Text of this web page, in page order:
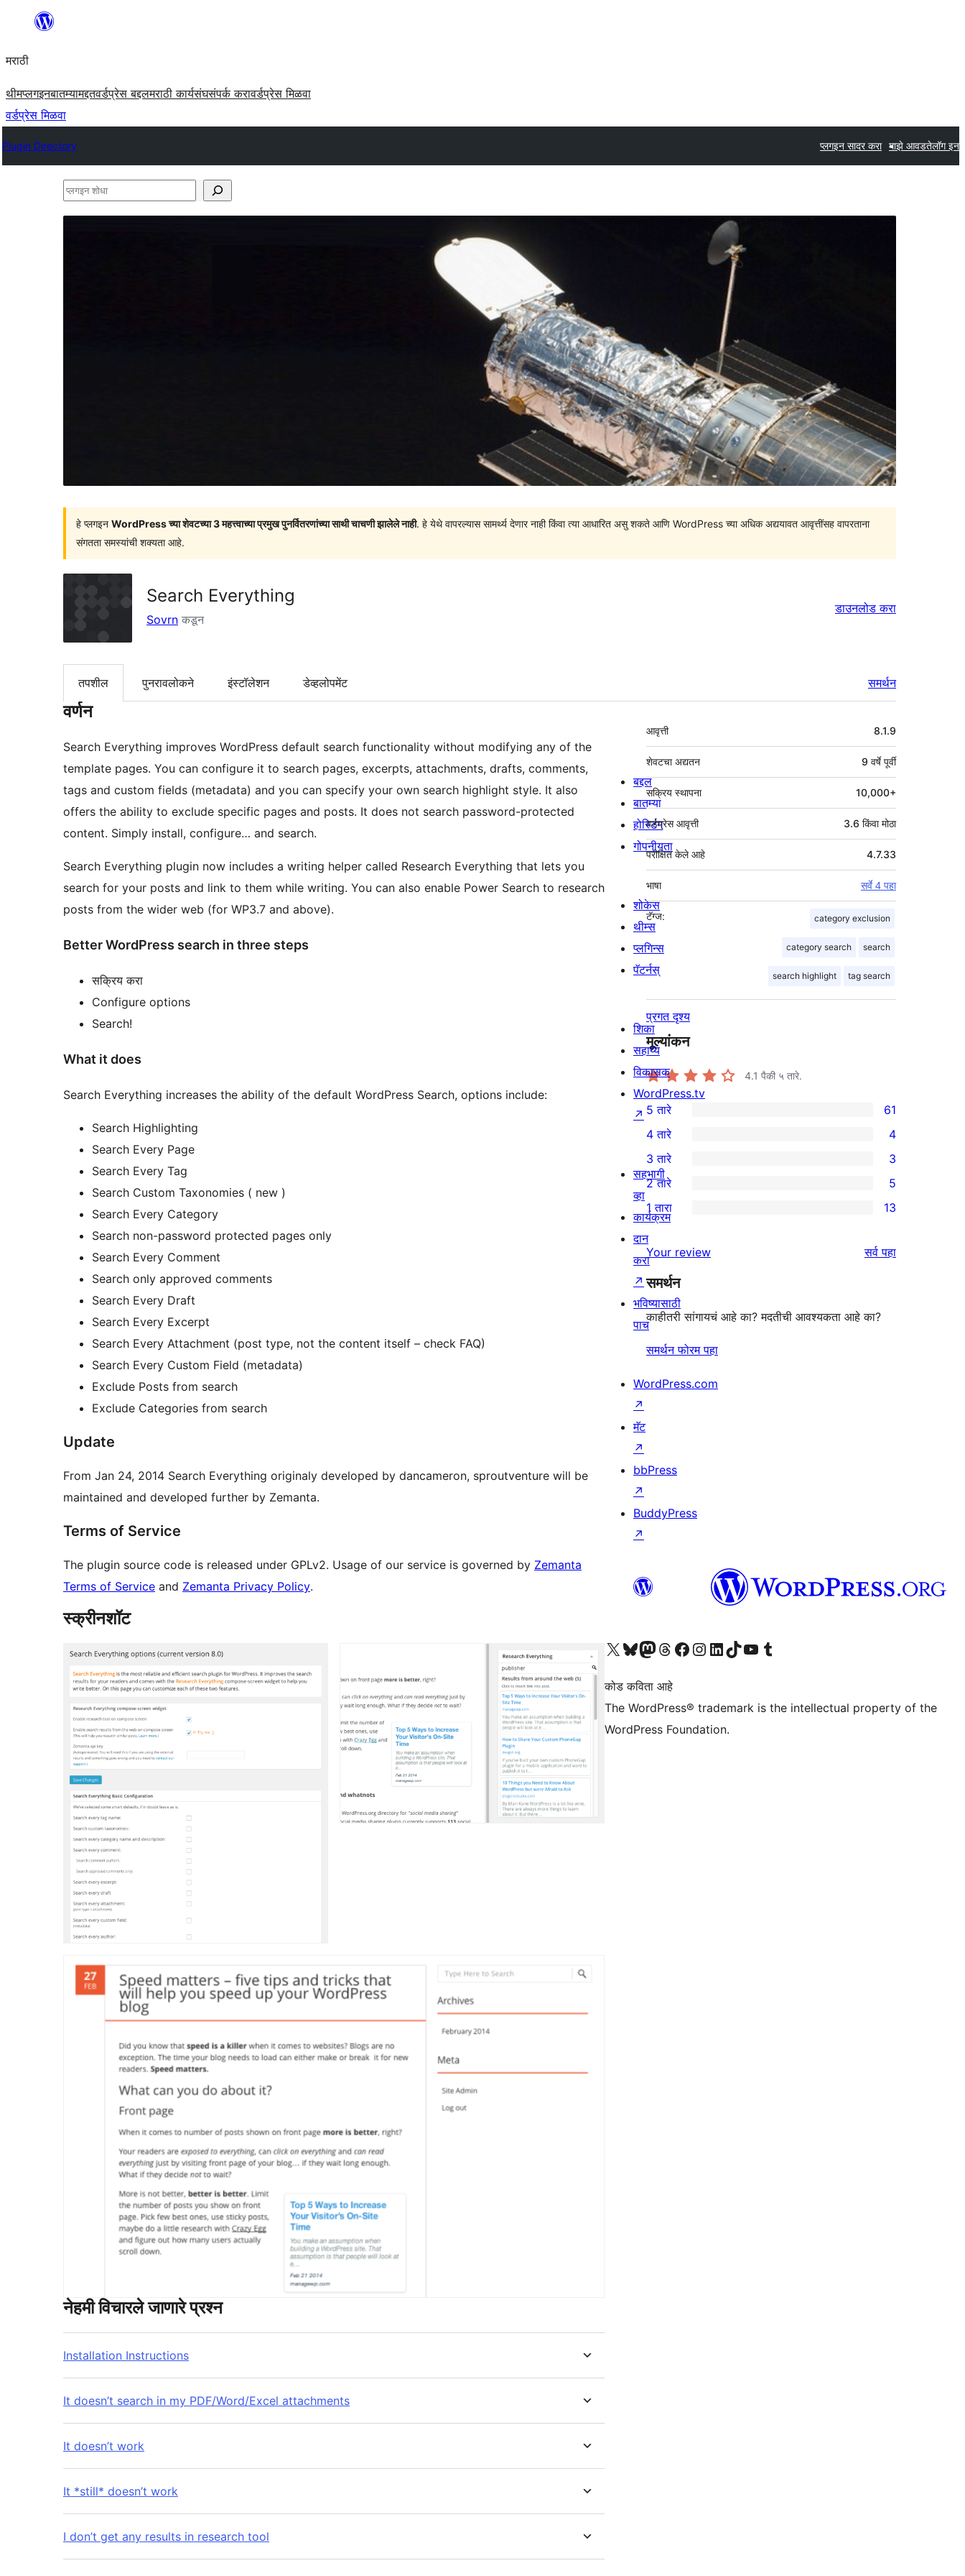
सामुग्रीवर
मराठी
थीमप्लगइनबातम्यामद्दतवर्डप्रेस बद्दलमराठी कार्यसंघसंपर्क करावर्डप्रेस मिळवा
वर्डप्रेस मिळवा
Plugin Directory प्लगइन सादर करा माझे आवडतेलॉग इन
प्लगइन
हे प्लगइन WordPress च्या शेवटच्या 3 महत्त्वाच्या प्रमुख पुनर्वितरणांच्या साथी चाचणी झालेले नाही. हे येथे वापरल्यास सामर्थ्य देणार नाही किंवा त्या आधारित असु शकते आणि WordPress च्या अधिक अद्ययावत आवृत्तींसह वापरताना
संगतता समस्यांची शक्यता आहे.
Search Everything
Sovrn कडून
डाउनलोड करा
तपशील पुनरावलोकने इंस्टॉलेशन डेव्हलोपमेंट समर्थन
वर्णन
Search Everything improves WordPress default search functionality without modifying any of the
template pages. You can configure it to search pages, excerpts, attachments, drafts, comments,
tags and custom fields (metadata) and you can specify your own search highlight style. It also
offers the ability to exclude specific pages and posts. It does not search password-protected
content. Simply install, configure… and search.
Search Everything plugin now includes a writing helper called Research Everything that lets you
search for your posts and link to them while writing. You can also enable Power Search to research
posts from the wider web (for WP3.7 and above).
Better WordPress search in three steps
सक्रिय करा
Configure options
Search!
What it does
Search Everything increases the ability of the default WordPress Search, options include:
Search Highlighting
Search Every Page
Search Every Tag
Search Custom Taxonomies ( new )
Search Every Category
Search non-password protected pages only
Search Every Comment
Search only approved comments
Search Every Draft
Search Every Excerpt
Search Every Attachment (post type, not the content itself – check FAQ)
Search Every Custom Field (metadata)
Exclude Posts from search
Exclude Categories from search
Update
From Jan 24, 2014 Search Everything originaly developed by dancameron, sproutventure will be
maintained and developed further by Zemanta.
Terms of Service
The plugin source code is released under GPLv2. Usage of our service is governed by Zemanta
Terms of Service and Zemanta Privacy Policy.
स्क्रीनशॉट
नेहमी विचारले जाणारे प्रश्न
Installation Instructions
It doesn’t search in my PDF/Word/Excel attachments
It doesn’t work
It *still* doesn’t work
I don’t get any results in research tool
मेटा
आवृत्ती 8.1.9
शेवटचा अद्यतन 9 वर्षेपूर्वी
सक्रिय स्थापना 10,000+
वर्डप्रेस आवृत्ती 3.6 किंवा मोठा
परीक्षित केले आहे 4.7.33
भाषा सर्वे 4 पहा
टॅग्ज: category exclusion
category search search
search highlight tag search
प्रगत दृश्य
मूल्यांकन
4.1 पैकी ५ तारे.
61
5-
तारांकित
परीक्षणे
5 तारे 61
4-
तारांकित
परीक्षणे
4 तारे 4
3
3-
तारांकित
परीक्षणे
3 तारे 3
2-
तारांकित
परीक्षणे
2 तारे 5
13
1-
तारांकित
परीक्षणे
1 तारा 13
Your review सर्वपुनरावलोकने
पहा
समर्थन
काहीतरी सांगायचं आहे का? मदतीची आवश्यकता आहे का?
समर्थन फोरम पहा
बद्दल
बातम्या
होस्टिंग
गोपनीयता
शोकेस
थीम्स
प्लगिन्स
पॅटर्नस्
शिका
सहाय्य
विकासक
WordPress.tv
↗
सहभागी
व्हा
कार्यक्रम
दान
करा
↗
भविष्यासाठी
पाच
WordPress.com
↗
मॅट
↗
bbPress
↗
BuddyPress
↗
आमच्या X (एक्स) (पूर्वीचे ट्विटर) खात्याला भेट द्या आमच्या ब्लूस्की खात्याला भेट द्या.आमच्या Mastodon खात्याला भेट द्या.आमच्या थ्रेड्स खात्याला भेट द्या. आमच्या फेसबुक पेजला भेट द्या आमच्या इंस्टाग्राम खात्याला भेट द्या आमच्या लिंक्डइन खात्याला भेट द्या आमच्या टिकटॉक अकाउंटला भेट द्या.आमच्या यूट्यूब चॅनेलला भेट द्या आमच्या टंबलर खात्याला भेट द्या.
कोड कविता आहे
The WordPress® trademark is the intellectual property of the
WordPress Foundation.